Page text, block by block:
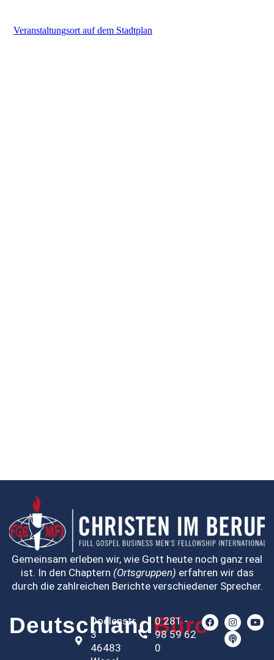
Gemeinsam erleben wir, wie Gott heute noch ganz real
ist. In den Chaptern (Ortsgruppen) erfahren wir das
durch die zahlreichen Berichte verschiedener Sprecher.
Deutschland Büro
Doelenstr.
3
46483
0 281 -
98 59 62
0